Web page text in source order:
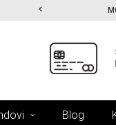
Blog